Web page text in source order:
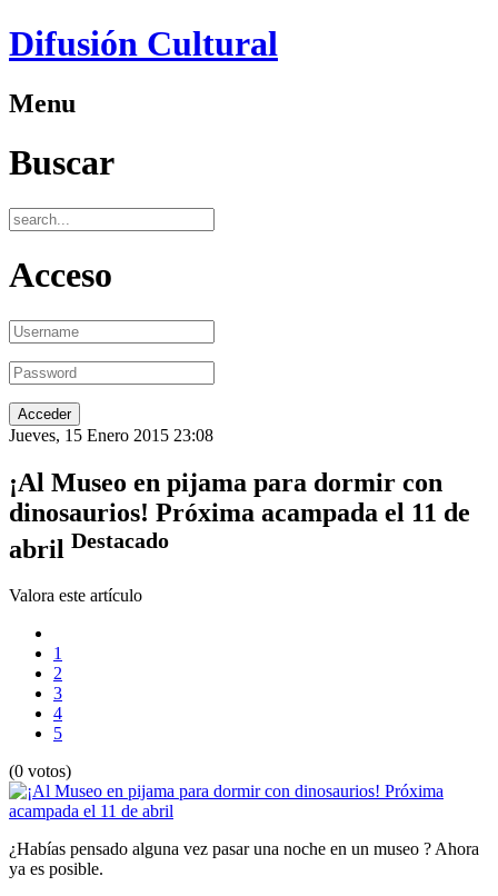
Difusión Cultural
Menu
Buscar
Acceso
Jueves, 15 Enero 2015 23:08
¡Al Museo en pijama para dormir con
dinosaurios! Próxima acampada el 11 de
abril Destacado
Valora este artículo
1
2
3
4
5
(0 votos)
¿Habías pensado alguna vez pasar una noche en un museo ? Ahora
ya es posible.